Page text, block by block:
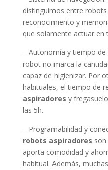
distinguimos entre
reconocimiento y
que solamente actuar en
– Autonomía y tiempo
robot no marca la
capaz de higienizar. Por
habituales, el tiempo de
aspiradores y
las 5h.
– Programabilidad y
robots aspiradores
aporta comodidad y
habitual. Además,